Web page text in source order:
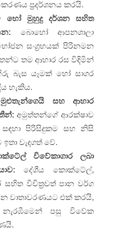
ප්‍රදර්ශනය කරයි.
හෝ මුහුදු දර්ශන සහිත
බොහෝ ආපනශාලා
සංග්‍රහයක් පිරිනමන
තම ආහාර රස විඳිමින්
බැස යෑමක් හෝ සාගර
හැකිය.
සහ ආහාර
අමුත්තන්ගේ ආරක්ෂාව
පිරිසිදුකම සහ නිසි
වැදගත් වේ.
විවේකාගාර ලබා
දේශීය කොක්ටේල්,
විචිත්‍රවත් පාන වර්ග
වාතාවරණයට එක් කරයි,
පසු විවේක